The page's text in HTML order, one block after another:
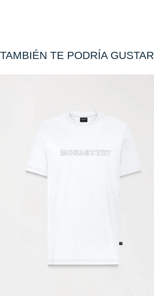
TAMBIÉN TE PODRÍA GUSTAR